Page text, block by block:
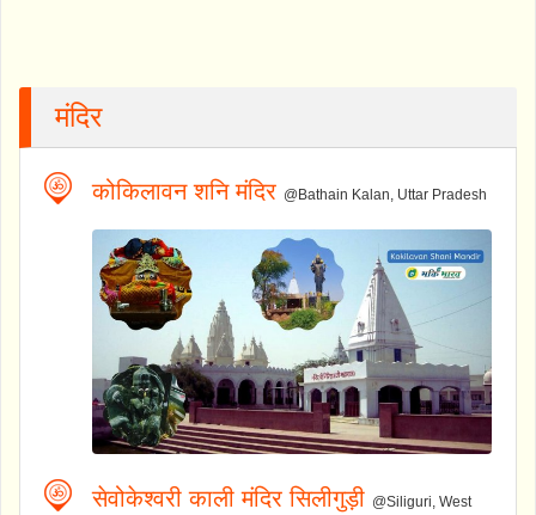
मंदिर
कोकिलावन शनि मंदिर @Bathain Kalan, Uttar Pradesh
सेवोकेश्वरी काली मंदिर सिलीगुड़ी @Siliguri, West